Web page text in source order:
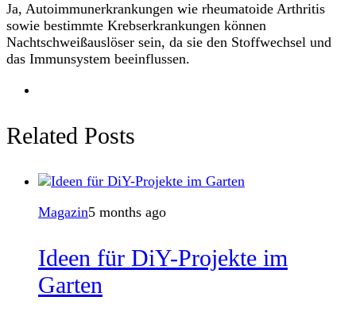
Ja, Autoimmunerkrankungen wie rheumatoide Arthritis
sowie bestimmte Krebserkrankungen können
Nachtschweißauslöser sein, da sie den Stoffwechsel und
das Immunsystem beeinflussen.
Related Posts
Magazin5 months ago
Ideen für DiY-Projekte im
Garten